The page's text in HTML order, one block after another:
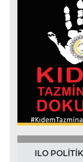
ILO